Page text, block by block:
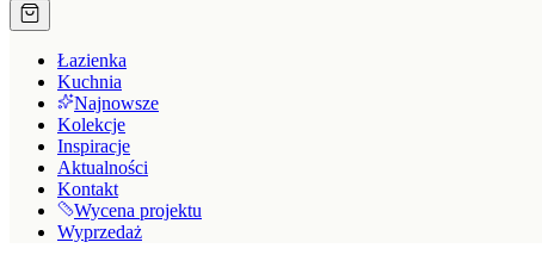
Łazienka
Kuchnia
Najnowsze
Kolekcje
Inspiracje
Aktualności
Kontakt
Wycena projektu
Wyprzedaż